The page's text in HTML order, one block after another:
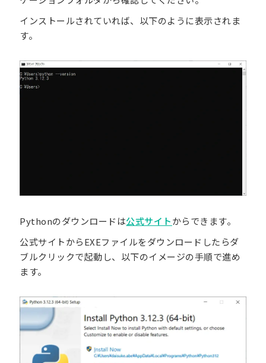
インストールされていれば、以下のように表示されま
す。
Pythonのダウンロードは公式サイトからできます。
公式サイトからEXEファイルをダウンロードしたらダ
ブルクリックで起動し、以下のイメージの手順で進め
ます。